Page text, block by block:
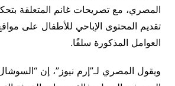
المصري، مع تصريحات غانم المتعلقة
تقديم المحتوى الإباحي للأطفال على
العوامل المذكورة سلفًا.
ويقول المصري لـ”إرم نيوز”، إن